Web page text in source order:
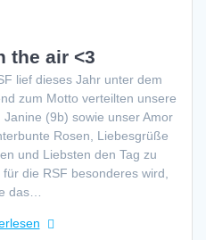
the air <3
lief dieses Jahr unter dem
zum Motto verteilten unsere
(9b) sowie unser Amor
Rosen, Liebesgrüße
und Liebsten den Tag zu
die RSF besonderes wird,
das…